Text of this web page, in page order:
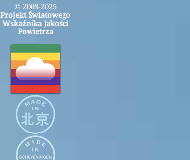
© 2008-2025
Projekt Światowego
Wskaźnika Jakości
Powietrza